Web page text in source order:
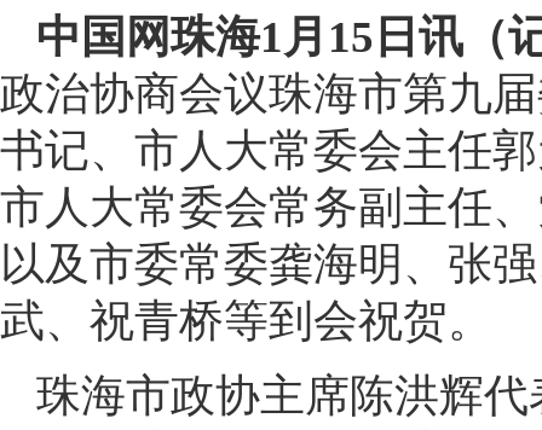
中国网珠海1月15日讯（
政治协商会议珠海市第九
书记、市人大常委会主任
市人大常委会常务副主任
以及市委常委龚海明、张
武、祝青桥等到会祝贺。
珠海市政协主席陈洪辉